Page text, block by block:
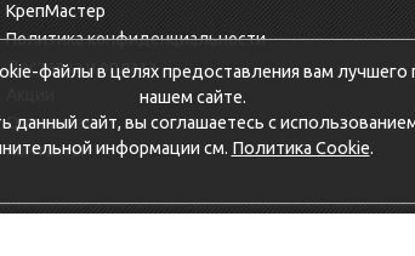
КрепМастер
Политика конфиденциальности
Доставка и оплата
Оптовикам
Контакты
файлы в целях предоставления вам лучшего
нашем сайте.
данный сайт, вы соглашаетесь с
информации см. Политика Cookie.